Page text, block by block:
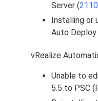
Server (
Installing or
Auto
vRealize
Unable to
5.5 to PSC